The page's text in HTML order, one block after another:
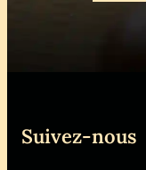
Suivez-nous